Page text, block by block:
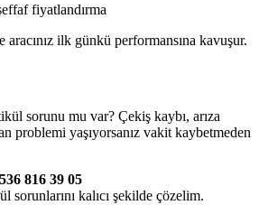
fiyatlandırma
ilk günkü performansına kavuşur.
sorunu mu var? Çekiş kaybı, arıza
problemi yaşıyorsanız vakit kaybetmeden
816 39 05
sorunlarını kalıcı şekilde çözelim.